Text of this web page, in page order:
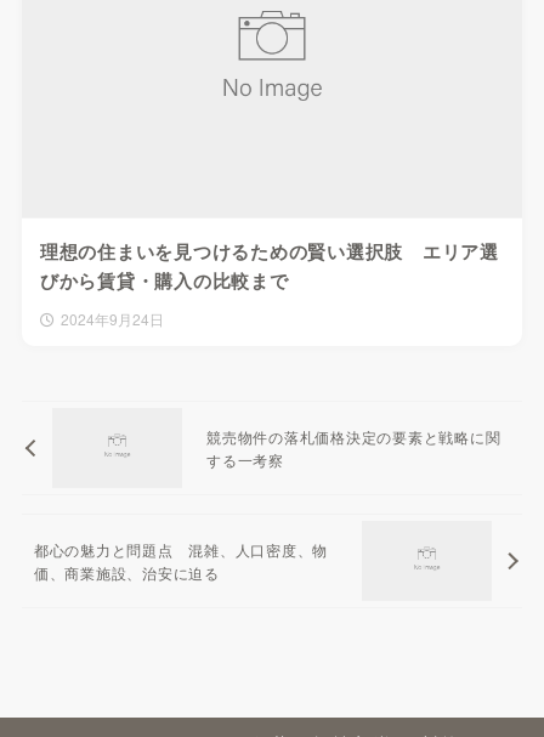
理想の住まいを見つけるための賢い選択肢 エリア選
びから賃貸・購入の比較まで
2024年9月24日
競売物件の落札価格決定の要素と戦略に関
する一考察
都心の魅力と問題点 混雑、人口密度、物
価、商業施設、治安に迫る